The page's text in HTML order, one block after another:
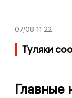
07/08 11:22
Туляки
Главные